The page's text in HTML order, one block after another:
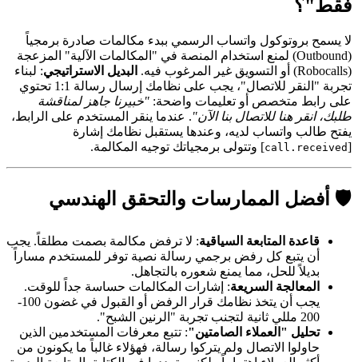
فقط"؟
لا يسمح بروتوكول واتساب الرسمي ببدء مكالمات صادرة برمجياً
(Outbound) لمنع استخدام المنصة في "المكالمات الآلية" المزعجة
(Robocalls) أو التسويق غير المرغوب فيه.
البديل الاستراتيجي: لبناء
تجربة "النقر للاتصال"، يجب على نظامك إرسال رسالة 1:1 تحتوي
على رابط متخصص أو تعليمات واضحة: "خبيرنا جاهز لمناقشة
طلبك، انقر هنا للاتصال بنا الآن". عندما ينقر المستخدم على الرابط،
يفتح طالب واتساب لديه، وعندها يستقبل نظامك إشارة
[
call.received] وتتولى برمجياتك توجيه المكالمة.
🛡️ أفضل الممارسات والتحقق الهندسي
قاعدة المتابعة السياقية: لا ترفض مكالمة بصمت مطلقاً. يجب
أن يتبع كل رفض برجمي رسالة نصية توفر للمستخدم مساراً
بديلاً للحل، مما يمنع شعوره بالتجاهل.
المعالجة السريعة: إشارات المكالمات حساسة جداً للوقت.
يجب أن يتخذ نظامك قرار الرفض أو القبول في غضون 100-
200 مللي ثانية لتجنب تجربة "الرنين الشبح".
تحليل "العملاء الصامتين": تتبع معرفات المستخدمين الذين
حاولوا الاتصال ولم يتركوا رسالة، فهؤلاء غالباً ما يكونون من